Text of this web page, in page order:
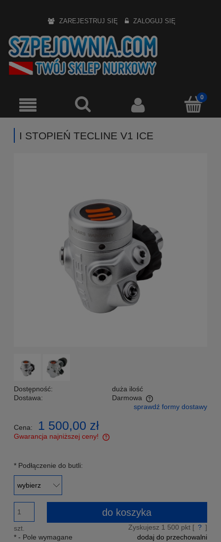
ZAREJESTRUJ SIĘ ZALOGUJ SIĘ
I STOPIEŃ TECLINE V1 ICE
Dostępność:
duża ilość
Dostawa:
Darmowa
Cena nie zawiera ewentualnych kosztów płatnościsprawdź formy dostawy
Cena: 1 500,00 zł
Gwarancja najniższej ceny!
* Podłączenie do butli:
szt.
do koszyka
Zyskujesz 1 500 pkt [ ? ]
dodaj do przechowalni
* - Pole wymagane